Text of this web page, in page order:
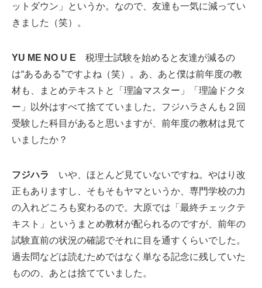
ットダウン」というか。なので、友達も一気に減ってい
きました（笑）。
YU ME NO U E 税理士試験を始めると友達が減るの
は“あるある”ですよね（笑）。あ、あと僕は前年度の教
材も、まとめテキストと「理論マスター」「理論ドクタ
ー」以外はすべて捨てていました。フジハラさんも２回
受験した科目があると思いますが、前年度の教材は見て
いましたか？
フジハラ
いや、ほとんど見ていないですね。やはり改
正もありますし、そもそもヤマというか、専門学校の力
の入れどころも変わるので。大原では「最終チェックテ
キスト」というまとめ教材が配られるのですが、前年の
試験直前の状況の確認でそれに目を通すくらいでした。
過去問などは読むためではなく単なる記念に残していた
ものの、あとは捨てていました。